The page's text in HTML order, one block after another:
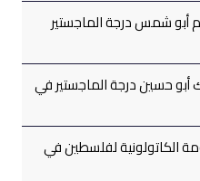
أبو شمس درجة الماجستير
أبو حسين درجة الماجستير في
الكاتولونية لفلسطين في